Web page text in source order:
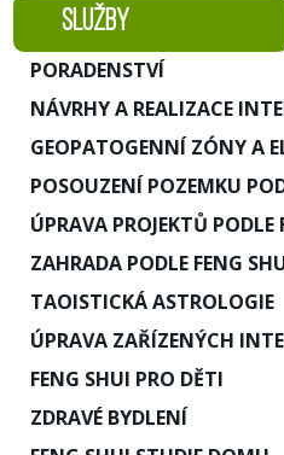
SLUŽBY
PORADENSTVÍ
NÁVRHY A REALIZACE
GEOPATOGENNÍ ZÓNY A
POSOUZENÍ POZEMKU
ÚPRAVA PROJEKTŮ PODLE
ZAHRADA PODLE FENG
TAOISTICKÁ ASTROLOGIE
ÚPRAVA ZAŘÍZENÝCH
FENG SHUI PRO DĚTI
ZDRAVÉ BYDLENÍ